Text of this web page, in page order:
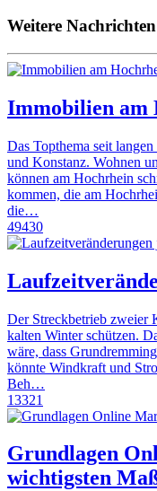
Weitere Nachrichten
Immobilien am
Das Topthema seit
und Konstanz. Wohnen
können am Hochrhein
kommen, die am
die…
49430
Der Streckbetrieb zweier
kalten Winter schützen.
wäre, dass
könnte Windkraft und
Beh…
13321
Grundlagen
wichtigsten